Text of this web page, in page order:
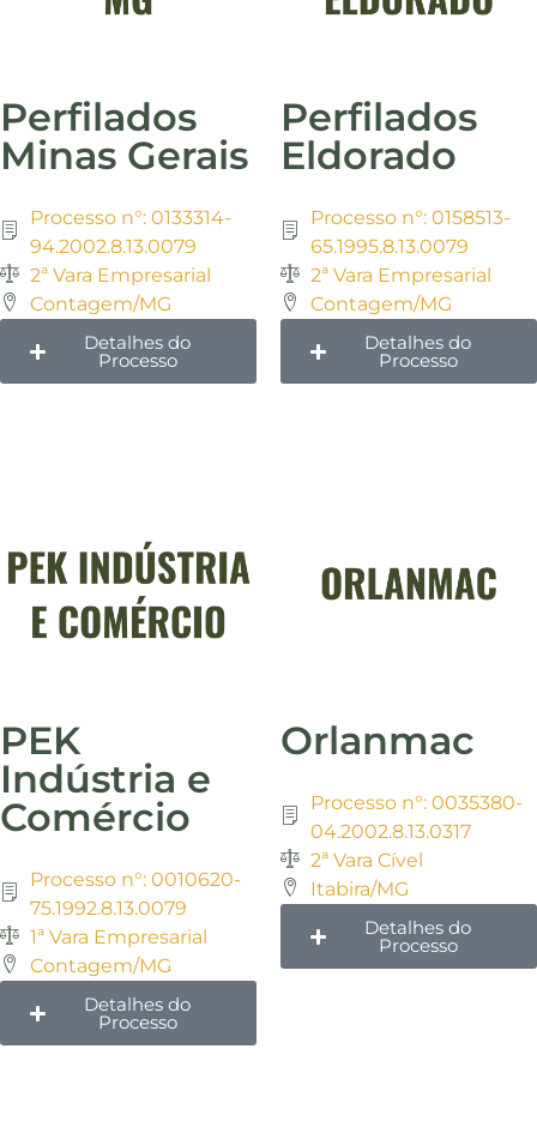
Perfilados
Minas Gerais
Processo n°: 0133314-
94.2002.8.13.0079
2ª Vara Empresarial
Contagem/MG
Detalhes do
Processo
Perfilados
Eldorado
Processo n°: 0158513-
65.1995.8.13.0079
2ª Vara Empresarial
Contagem/MG
Detalhes do
Processo
PEK
Indústria e
Comércio
Processo n°: 0010620-
75.1992.8.13.0079
1ª Vara Empresarial
Contagem/MG
Detalhes do
Processo
Orlanmac
Processo n°: 0035380-
04.2002.8.13.0317
2ª Vara Cível
Itabira/MG
Detalhes do
Processo